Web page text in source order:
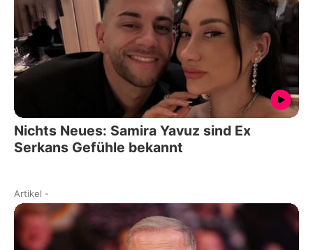
Nichts Neues: Samira Yavuz sind Ex
Serkans Gefühle bekannt
Artikel -